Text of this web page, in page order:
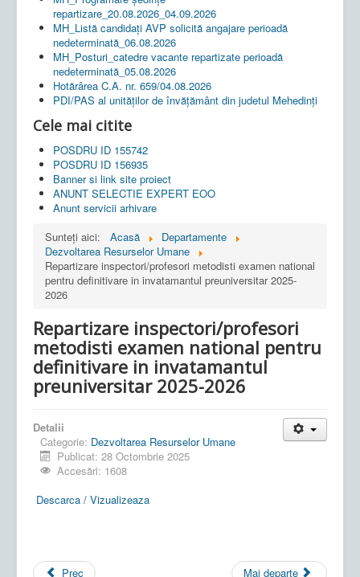
repartizare_20.08.2026_04.09.2026
MH_Listă candidați AVP solicită angajare perioadă
nedeterminată_06.08.2026
MH_Posturi_catedre vacante repartizate perioadă
nedeterminată_05.08.2026
Hotărârea C.A. nr. 659/04.08.2026
PDI/PAS al unităților de învățământ din judetul Mehedinți
Cele mai citite
POSDRU ID 155742
POSDRU ID 156935
Banner si link site proiect
ANUNT SELECTIE EXPERT EOO
Anunt servicii arhivare
Sunteți aici:
Acasă
Departamente
Dezvoltarea Resurselor Umane
Repartizare inspectori/profesori metodisti examen national
pentru definitivare in invatamantul preuniversitar 2025-
2026
Repartizare inspectori/profesori
metodisti examen national pentru
definitivare in invatamantul
preuniversitar 2025-2026
Detalii
Categorie: Dezvoltarea Resurselor Umane
Publicat: 28 Octombrie 2025
Accesări: 1608
Descarca / Vizualizeaza
Prec Mai departe